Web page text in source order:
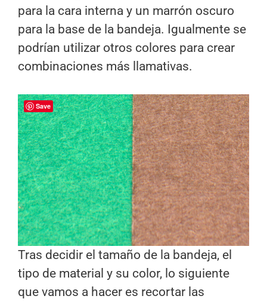
para la cara interna y un marrón oscuro
para la base de la bandeja. Igualmente se
podrían utilizar otros colores para crear
combinaciones más llamativas.
Tras decidir el tamaño de la bandeja, el
tipo de material y su color, lo siguiente
que vamos a hacer es recortar las
Save